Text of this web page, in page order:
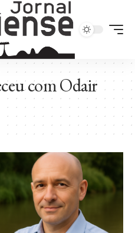
com Odair